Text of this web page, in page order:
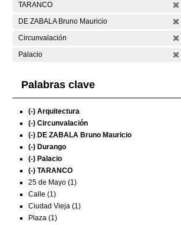
TARANCO
DE ZABALA Bruno Mauricio
Circunvalación
Palacio
Palabras clave
(-) Arquitectura
(-) Circunvalación
(-) DE ZABALA Bruno Mauricio
(-) Durango
(-) Palacio
(-) TARANCO
25 de Mayo (1)
Calle (1)
Ciudad Vieja (1)
Plaza (1)